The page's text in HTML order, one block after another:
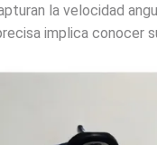
la velocidad
implica